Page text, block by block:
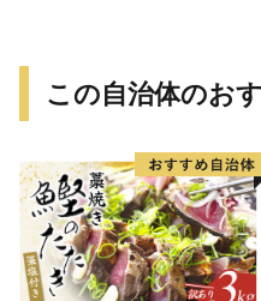
この自治体のお